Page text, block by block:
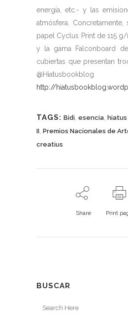
energía, etc.- y las
atmósfera. Concretamente,
papel Cyclus Print de 115
y la gama Falconboard
cubiertas que presentan
http://
TAGS: Bidi esencia
II Premios Nacionales de
creatius
Share Print
BUSCAR